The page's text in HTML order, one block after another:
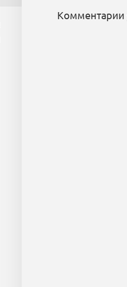
Комментарии